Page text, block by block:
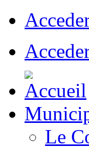
Le